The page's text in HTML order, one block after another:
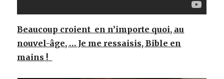
Beaucoup croient en n’importe quoi, au
nouvel-âge, … Je me ressaisis, Bible en
mains !